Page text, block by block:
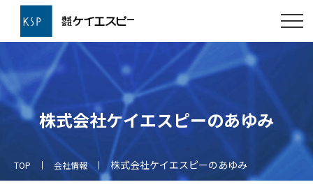
TOP 会社情報 株式会社ケイエスピーのあゆみ
株式会社ケイエスピーのあゆみ